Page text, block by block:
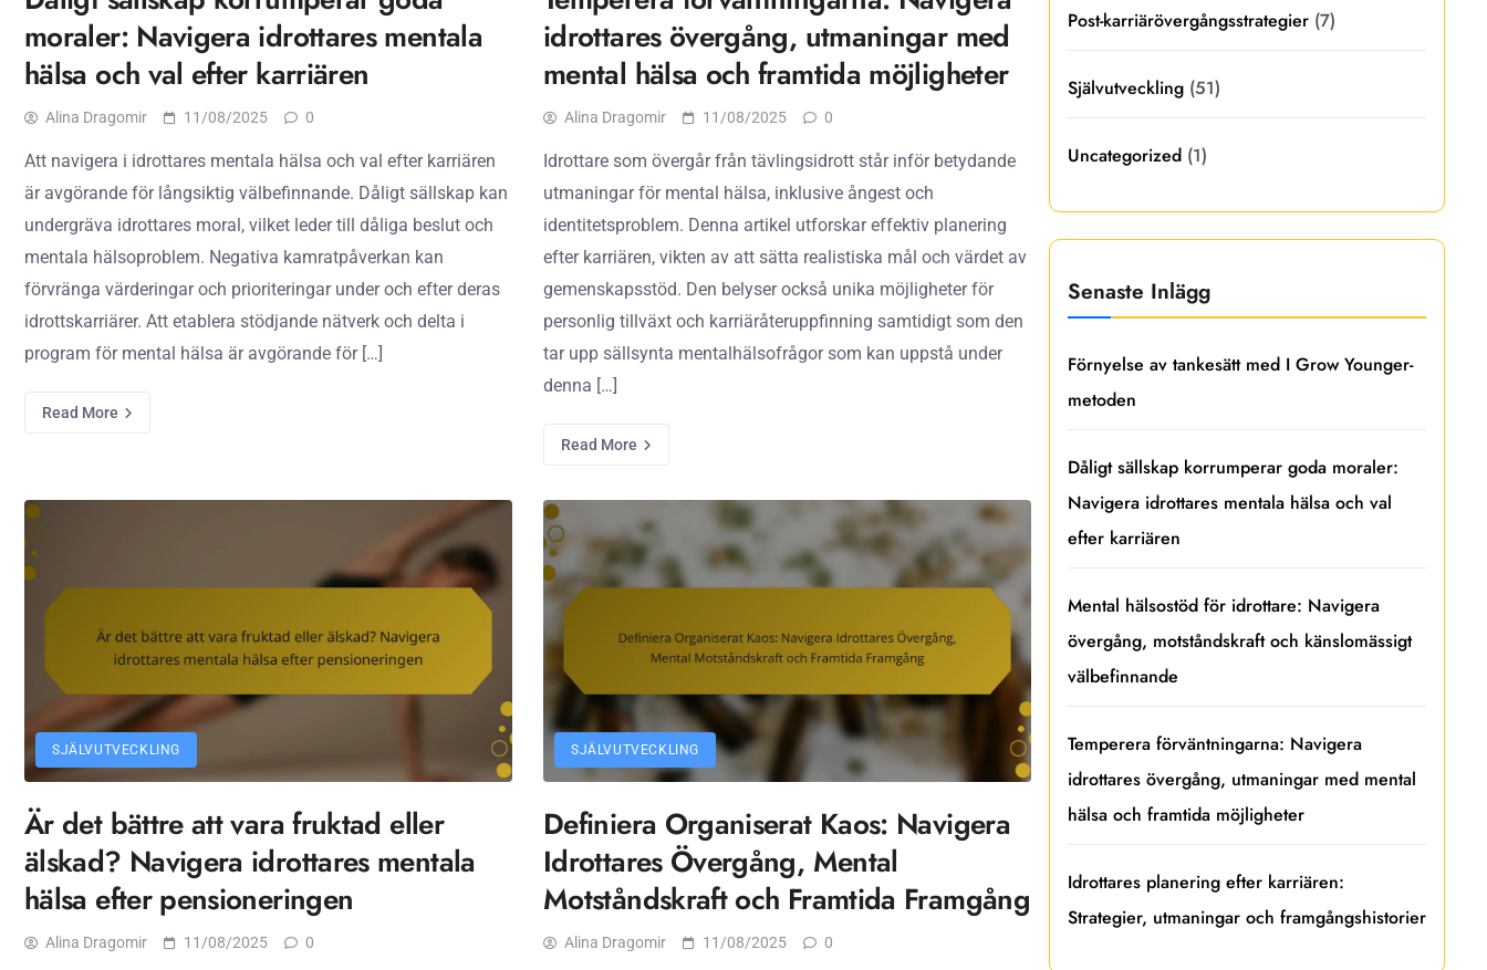
moraler: Navigera idrottares mentala
hälsa och val efter karriären
Alina Dragomir 11/08/2025 0
Att navigera i idrottares mentala hälsa och val efter karriären
är avgörande för långsiktig välbefinnande. Dåligt sällskap kan
undergräva idrottares moral, vilket leder till dåliga beslut och
mentala hälsoproblem. Negativa kamratpåverkan kan
förvränga värderingar och prioriteringar under och efter deras
idrottskarriärer. Att etablera stödjande nätverk och delta i
program för mental hälsa är avgörande för […]
Read More
idrottares övergång, utmaningar med
mental hälsa och framtida möjligheter
Alina Dragomir 11/08/2025 0
Idrottare som övergår från tävlingsidrott står inför betydande
utmaningar för mental hälsa, inklusive ångest och
identitetsproblem. Denna artikel utforskar effektiv planering
efter karriären, vikten av att sätta realistiska mål och värdet av
gemenskapsstöd. Den belyser också unika möjligheter för
personlig tillväxt och karriäråteruppfinning samtidigt som den
tar upp sällsynta mentalhälsofrågor som kan uppstå under
denna […]
Read More
SJÄLVUTVECKLING
Är det bättre att vara fruktad eller
älskad? Navigera idrottares mentala
hälsa efter pensioneringen
Alina Dragomir 11/08/2025 0
SJÄLVUTVECKLING
Definiera Organiserat Kaos: Navigera
Idrottares Övergång, Mental
Motståndskraft och Framtida Framgång
Alina Dragomir 11/08/2025 0
Post-karriärövergångsstrategier (7)
Självutveckling (51)
Uncategorized (1)
Senaste Inlägg
Förnyelse av tankesätt med I Grow Younger-
metoden
Dåligt sällskap korrumperar goda moraler:
Navigera idrottares mentala hälsa och val
efter karriären
Mental hälsostöd för idrottare: Navigera
övergång, motståndskraft och känslomässigt
välbefinnande
Temperera förväntningarna: Navigera
idrottares övergång, utmaningar med mental
hälsa och framtida möjligheter
Idrottares planering efter karriären:
Strategier, utmaningar och framgångshistorier